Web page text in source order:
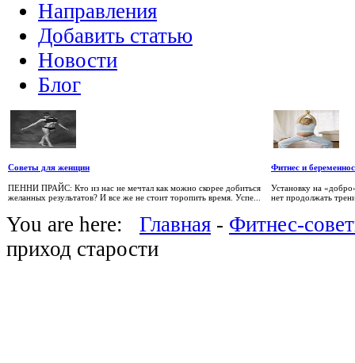
Направления
Добавить статью
Новости
Блог
Советы для женщин
ПЕННИ ПРАЙС: Кто из нас не мечтал как можно скорее добиться
желанных результатов? И все же не стоит торопить время. Успе...
Фитнес и
Установку на
нет продолжать
You are here: Главная - Фитнес-
приход старости